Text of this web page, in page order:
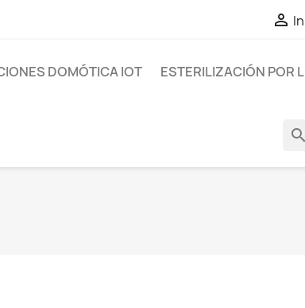

DOMÓTICA IOT
ESTERILIZACIÓN POR
search